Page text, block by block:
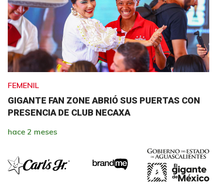
FEMENIL
GIGANTE FAN ZONE ABRIÓ SUS PUERTAS CON
PRESENCIA DE CLUB NECAXA
hace 2 meses